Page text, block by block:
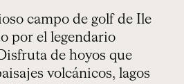
campo de golf de Ile
por el legendario
de hoyos que
volcánicos, lagos